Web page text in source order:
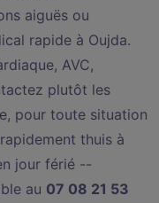
aiguës ou
rapide à Oujda.
AVC,
plutôt les
pour toute situation
thuis à
jour férié --
au 07 08 21 53